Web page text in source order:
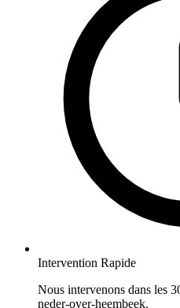
Intervention Rapide
Nous intervenons dans les
neder-over-heembeek.